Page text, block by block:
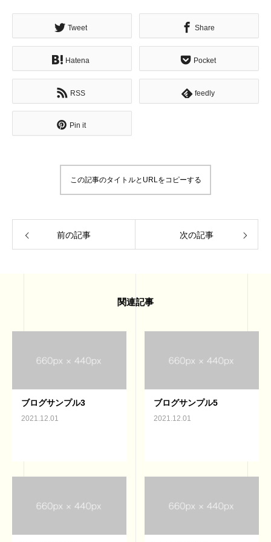
Tweet Share
Hatena Pocket
RSS feedly
Pin it
この記事のタイトルとURLをコピーする
前の記事 次の記事
関連記事
ブログサンプル3
2021.12.01
ブログサンプル5
2021.12.01